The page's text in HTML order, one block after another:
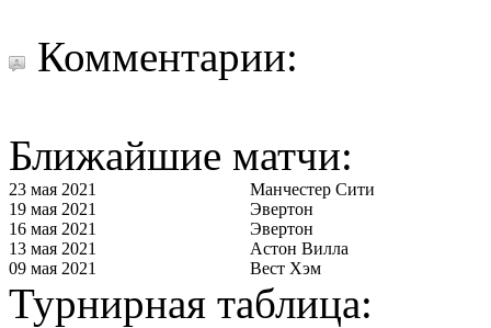
Комментарии:
Ближайшие матчи:
23 мая 2021
Манчестер Сити
19 мая 2021
Эвертон
16 мая 2021
Эвертон
13 мая 2021
Астон Вилла
09 мая 2021
Вест Хэм
Турнирная таблица: